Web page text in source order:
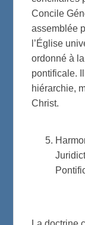
Concile
assemblée
l’Église
ordonné à
pontificale.
hiérarchie,
Christ.